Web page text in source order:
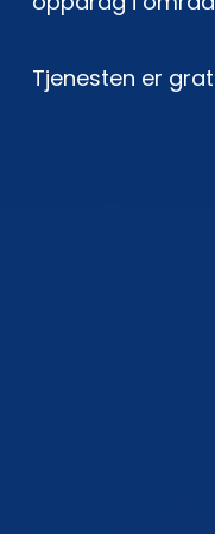
Tjenesten er